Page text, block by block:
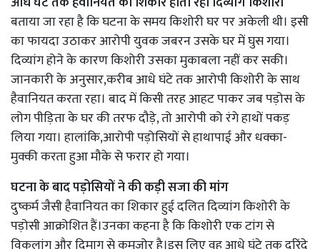
​बताया जा रहा है कि घटना के समय किशोरी घर पर अकेली थी। इसी
का फायदा उठाकर आरोपी युवक जबरन उसके घर में घुस गया।
दिव्यांग होने के कारण किशोरी उसका मुकाबला नहीं कर सकी।
जानकारी के अनुसार,करीब आधे घंटे तक आरोपी किशोरी के साथ
हैवानियत करता रहा। बाद में किसी तरह आहट पाकर जब पड़ोस के
लोग पीड़िता के घर की तरफ दौड़े, तो आरोपी को रंगे हाथों पकड़
लिया गया। हालांकि,आरोपी पड़ोसियों से हाथापाई और धक्का-
मुक्की करता हुआ मौके से फरार हो गया।
घटना के बाद पड़ोसियों ने की कड़ी सजा की मांग
दुष्कर्म जैसी हैवानियत का शिकार हुई दलित दिव्यांग किशोरी के
पड़ोसी आक्रोशित हैं।उनका कहना है कि किशोरी एक टांग से